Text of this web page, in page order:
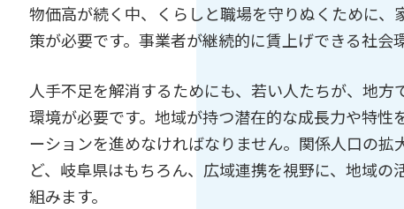
物価高が続く中、くらしと職場を守りぬくために、
策が必要です。事業者が継続的に賃上げできる社会
人手不足を解消するためにも、若い人たちが、地方
環境が必要です。地域が持つ潜在的な成長力や特性
ーションを進めなければなりません。関係人口の拡
ど、岐阜県はもちろん、広域連携を視野に、地域の
組みます。